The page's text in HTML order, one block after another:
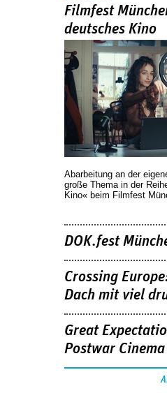
Filmfest
deutsches Kino
Abarbeitung an der
große Thema in der
Kino« beim Filmfest
DOK.fest
Crossing
Dach mit viel
Great
Postwar